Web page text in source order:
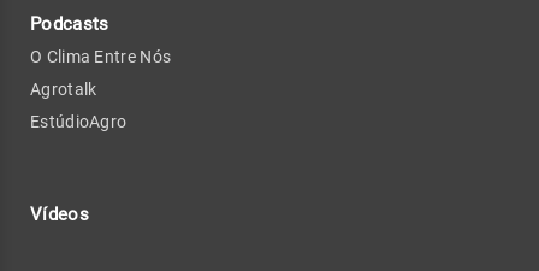
Podcasts
O Clima Entre Nós
Agrotalk
EstúdioAgro
Vídeos